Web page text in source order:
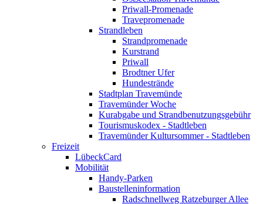
Priwall-Promenade
Travepromenade
Strandleben
Strandpromenade
Kurstrand
Priwall
Brodtner Ufer
Hundestrände
Stadtplan Travemünde
Travemünder Woche
Kurabgabe und Strandbenutzungsgebühr
Tourismuskodex - Stadtleben
Travemünder Kultursommer - Stadtleben
Freizeit
LübeckCard
Mobilität
Handy-Parken
Baustelleninformation
Radschnellweg Ratzeburger Allee